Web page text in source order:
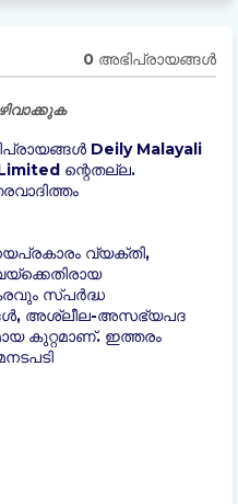
0 അഭിപ്രായങ്ങള്‍
Deily Malayali
ന്റെതല്ല.
വ്യക്തി,
സ്പർദ്ധ
അശ്ലീല-അസഭ്യപദ
കുറ്റമാണ്. ഇത്തരം